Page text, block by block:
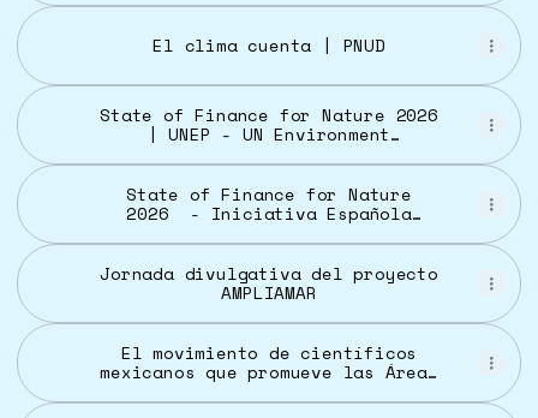
El clima cuenta | PNUD
State of Finance for Nature 2026
| UNEP - UN Environment
State of Finance for Nature
2026 - Iniciativa Española
Jornada divulgativa del proyecto
AMPLIAMAR
El movimiento de científicos
mexicanos que promueve las Áreas